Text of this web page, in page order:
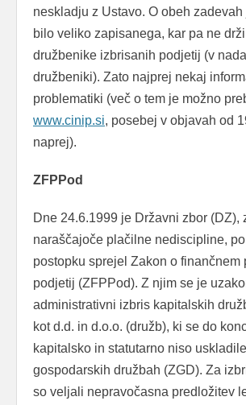
neskladju z Ustavo. O obeh
bilo veliko zapisanega, kar pa ne
družbenike izbrisanih podjetij (v
družbeniki). Zato najprej nekaj
problematiki (več o tem je možno
www.cinip.si, posebej v objavah od
naprej).
ZFPPod
Dne 24.6.1999 je Državni zbor (DZ),
naraščajoče plačilne nediscipline,
postopku sprejel Zakon o finančnem
podjetij (ZFPPod). Z njim se je
administrativni izbris kapitalskih
kot d.d. in d.o.o. (družb), ki se do
kapitalsko in statutarno niso
gospodarskih družbah (ZGD). Za
so veljali nepravočasna predložitev